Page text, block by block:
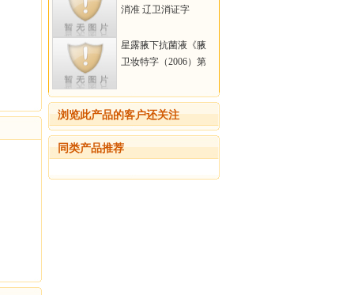
消准 辽卫消证字
星露腋下抗菌液《腋
臭专用》
卫妆特字（2006）第
浏览此产品的客户还关注
同类产品推荐